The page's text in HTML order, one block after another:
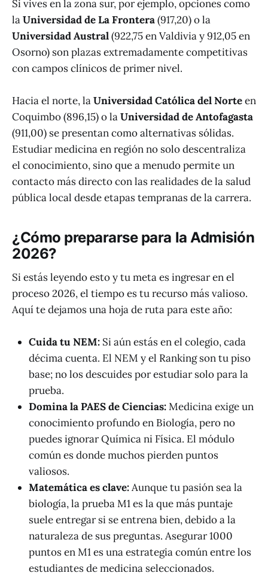
Si vives en la zona sur, por ejemplo, opciones como
laUniversidad de La Frontera(917,20) o la
Universidad Austral(922,75 en Valdivia y 912,05 en
Osorno) son plazas extremadamente competitivas
con campos clínicos de primer nivel.
Hacia el norte, laUniversidad Católica del Norteen
Coquimbo (896,15) o laUniversidad de Antofagasta
(911,00) se presentan como alternativas sólidas.
Estudiar medicina en región no solo descentraliza
el conocimiento, sino que a menudo permite un
contacto más directo con las realidades de la salud
pública local desde etapas tempranas de la carrera.
¿Cómo prepararse para la Admisión
2026?
Si estás leyendo esto y tu meta es ingresar en el
proceso 2026, el tiempo es tu recurso más valioso.
Aquí te dejamos una hoja de ruta para este año:
Cuida tu NEM: Si aún estás en el colegio, cada
décima cuenta. El NEM y el Ranking son tu piso
base; no los descuides por estudiar solo para la
prueba.
Domina la PAES de Ciencias:Medicina exige un
conocimiento profundo en Biología, pero no
puedes ignorar Química ni Física. El módulo
común es donde muchos pierden puntos
valiosos.
Matemática es clave:Aunque tu pasión sea la
biología, la prueba M1 es la que más puntaje
suele entregar si se entrena bien, debido a la
naturaleza de sus preguntas. Asegurar 1000
puntos en M1 es una estrategia común entre los
estudiantes de medicina seleccionados.